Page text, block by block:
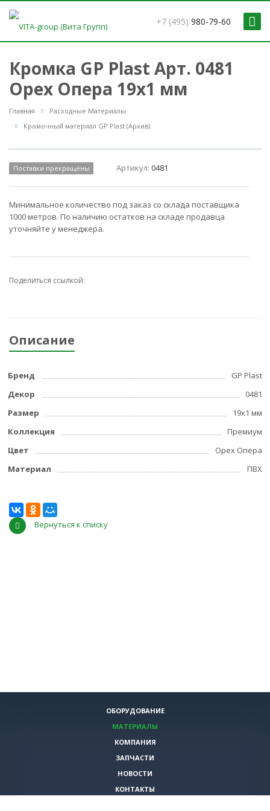
+7 (495) 980-79-60
Кромка GP Plast Арт. 0481
Орех Опера 19x1 мм
Главная
Расходные Материалы
Кромочный материал GP Plast (Архив)
Поставки прекращены Артикул:0481
Минимальное количество под заказ со склада поставщика
1000 метров. По наличию остатков на складе продавца
уточняйте у менеджера.
Поделиться ссылкой:
Описание
Бренд
GP Plast
Декор
0481
Размер
19x1 мм
Коллекция
Премиум
Цвет
Орех Опера
Материал
ПВХ
Вернуться к списку
ОБОРУДОВАНИЕ
МАТЕРИАЛЫ
КОМПАНИЯ
ЗАПЧАСТИ
НОВОСТИ
КОНТАКТЫ